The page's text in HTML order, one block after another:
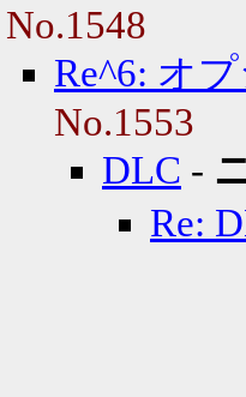
No.1548
Re^6: オ
No.1553
DLC -
Re: